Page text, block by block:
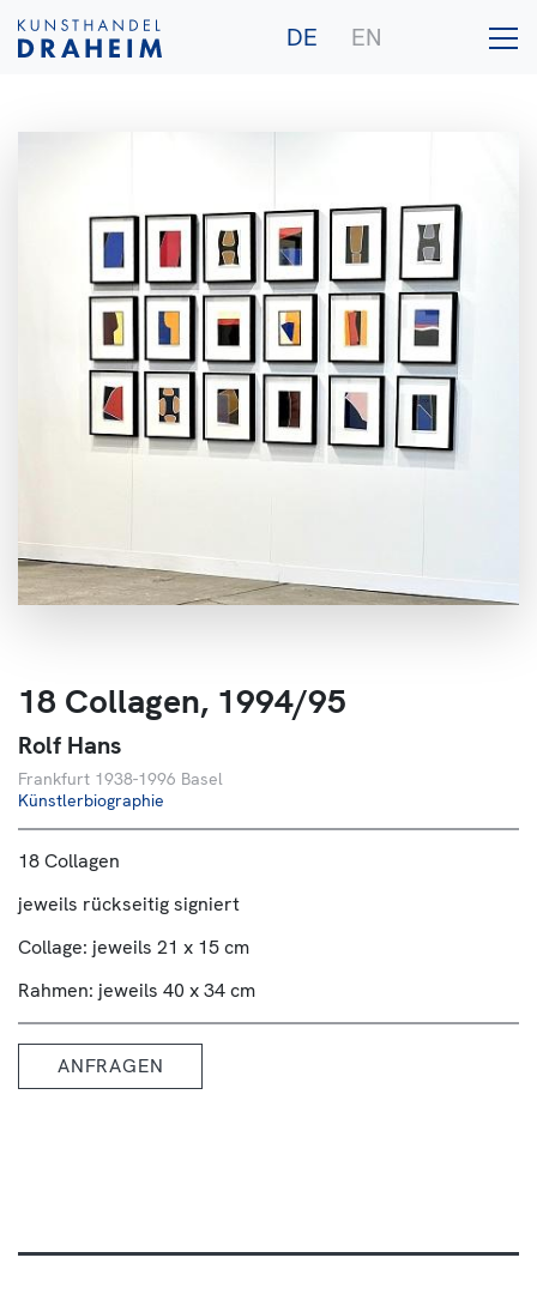
DE EN
Galerie
Künstler
Ankauf
Publikationen
Über Uns
Kontakt
18 Collagen, 1994/95
Rolf Hans
Frankfurt 1938-1996 Basel
Künstlerbiographie
18 Collagen
jeweils rückseitig signiert
Collage: jeweils 21 x 15 cm
Rahmen: jeweils 40 x 34 cm
ANFRAGEN